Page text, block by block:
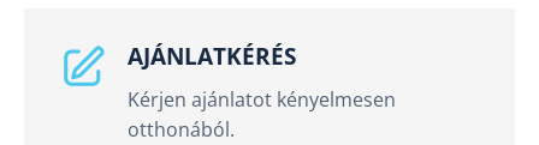
AJÁNLATKÉRÉS
Kérjen ajánlatot kényelmesen
otthonából.